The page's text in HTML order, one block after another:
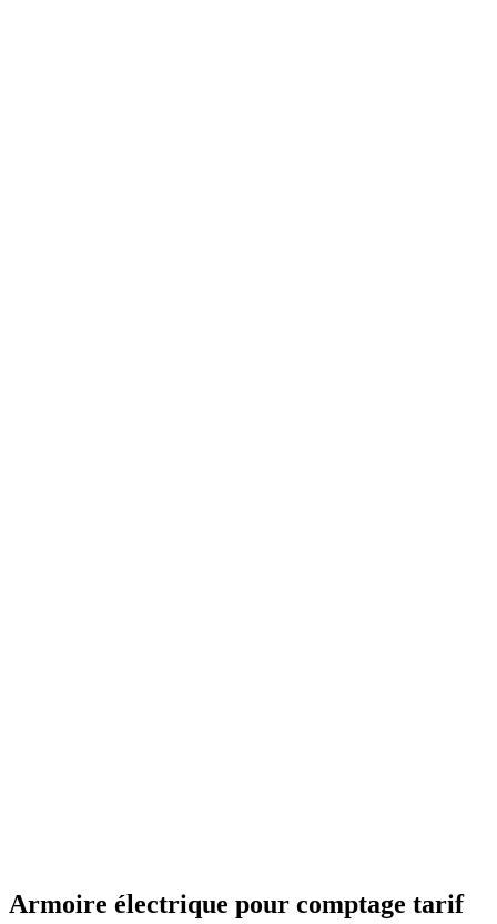
Armoire électrique pour comptage tarif